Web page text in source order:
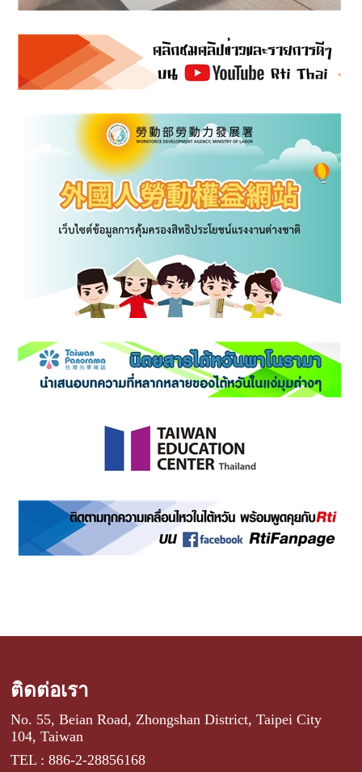
ติดต่อเรา
No. 55, Beian Road, Zhongshan District, Taipei City
104, Taiwan
TEL : 886-2-28856168